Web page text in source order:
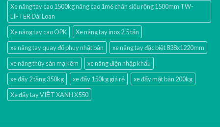
Xe nâng tay cao 1500kg nâng cao 1m6 chân siêu rộng 1500mm TW-
LIFTER Đài Loan
Xe nâng tay cao OPK
Xe nâng tay inox 2.5 tấn
xe nâng tay quay đổ phuy nhật bản
xe nâng tay đặc biệt 838x1220mm
xe nâng thủy sản mạ kẽm
xe nâng điện nhập khấu
xe đẩy 2 tầng 350kg
xe đẩy 150kg giá rẻ
xe đẩy mặt bàn 200kg
Xe đẩy tay VIỆT XANH X550